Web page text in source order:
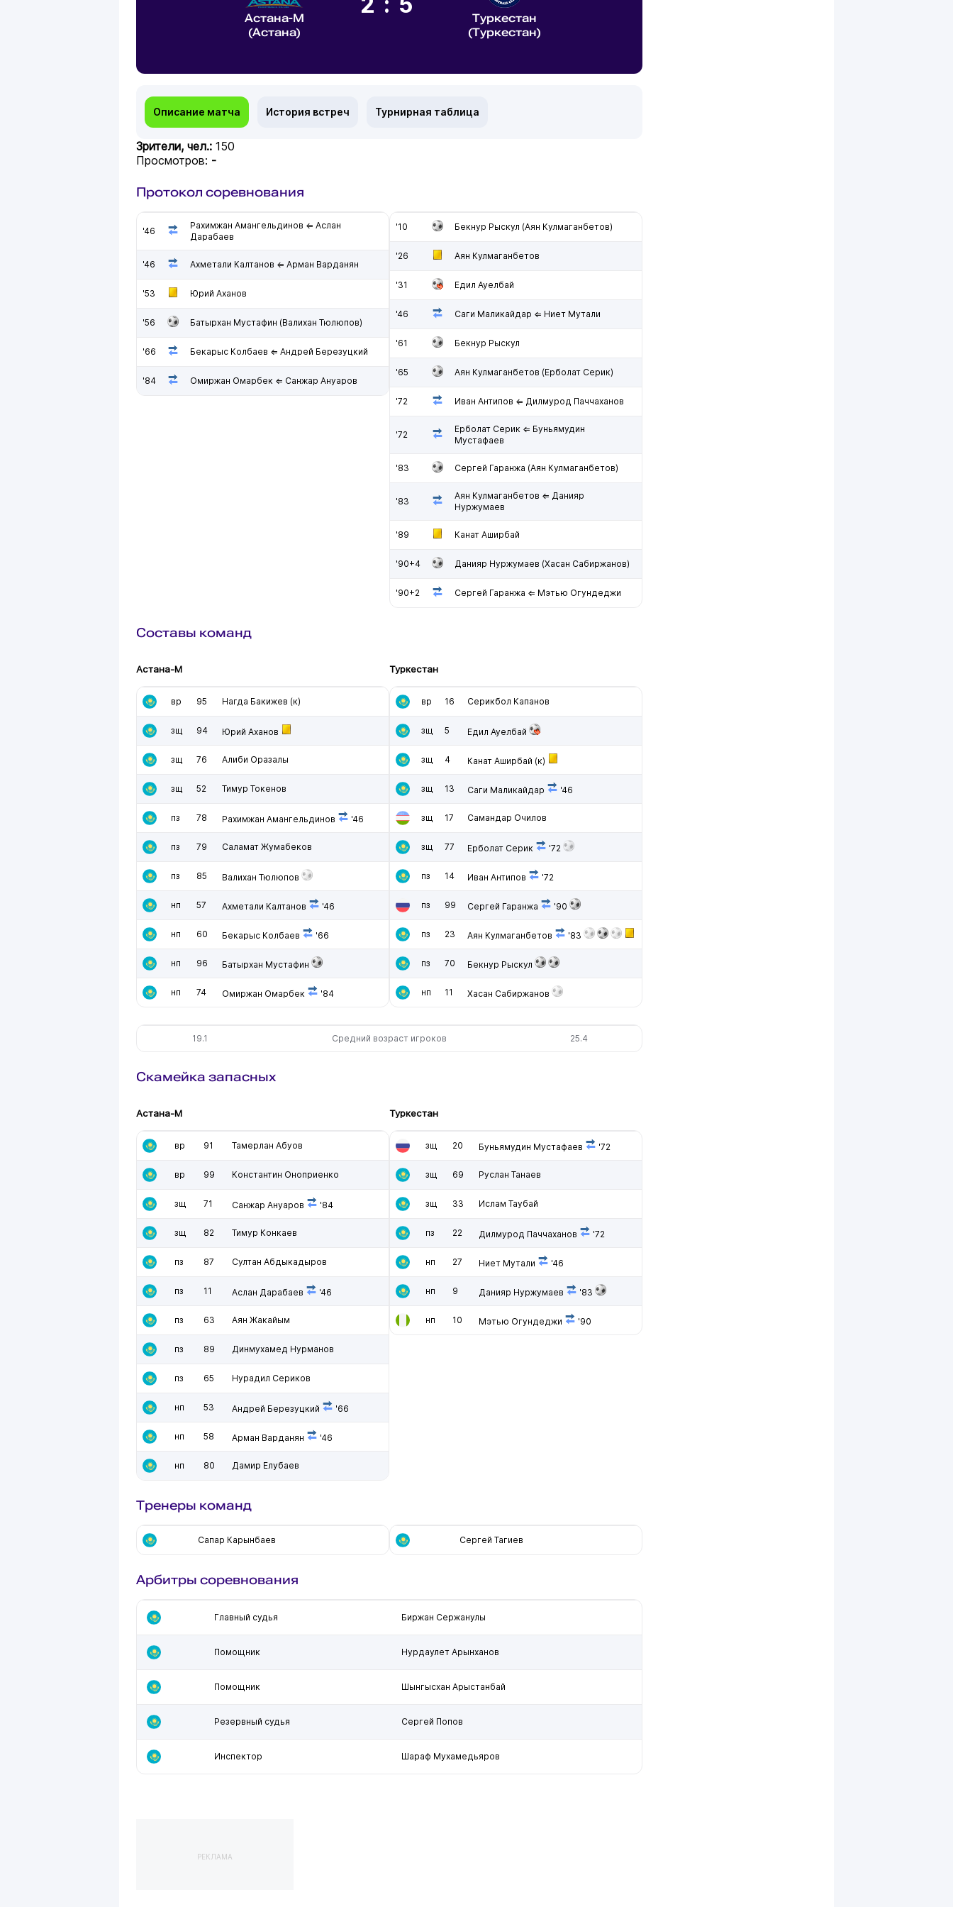
Астана-М
(Астана)
Туркестан
(Туркестан)
Описание матча История встреч Турнирная таблица
Зрители, чел.: 150
Просмотров: -
Протокол соревнования
'46
Рахимжан Амангельдинов ⇐ Аслан
Дарабаев
'46 Ахметали Калтанов ⇐ Арман Варданян
'53 Юрий Аханов
'56 Батырхан Мустафин (Валихан Тюлюпов)
'66 Бекарыс Колбаев ⇐ Андрей Березуцкий
'84 Омиржан Омарбек ⇐ Санжар Ануаров
'10 Бекнур Рыскул (Аян Кулмаганбетов)
'26 Аян Кулмаганбетов
'31 Едил Ауелбай
'46 Саги Маликайдар ⇐ Ниет Мутали
'61 Бекнур Рыскул
'65 Аян Кулмаганбетов (Ерболат Серик)
'72 Иван Антипов ⇐ Дилмурод Паччаханов
'72
Ерболат Серик ⇐ Буньямудин
Мустафаев
'83 Сергей Гаранжа (Аян Кулмаганбетов)
'83
Аян Кулмаганбетов ⇐ Данияр
Нуржумаев
'89 Канат Аширбай
'90+4 Данияр Нуржумаев (Хасан Сабиржанов)
'90+2 Сергей Гаранжа ⇐ Мэтью Огундеджи
Составы команд
Астана-М
вр 95 Нагда Бакижев (к)
зщ 94 Юрий Аханов
зщ 76 Алиби Оразалы
зщ 52 Тимур Токенов
пз 78 Рахимжан Амангельдинов '46
пз 79 Саламат Жумабеков
пз 85 Валихан Тюлюпов
нп 57 Ахметали Калтанов '46
нп 60 Бекарыс Колбаев '66
нп 96 Батырхан Мустафин
нп 74 Омиржан Омарбек '84
Туркестан
вр 16 Серикбол Капанов
зщ 5 Едил Ауелбай
зщ 4 Канат Аширбай (к)
зщ 13 Саги Маликайдар '46
зщ 17 Самандар Очилов
зщ 77 Ерболат Серик '72
пз 14 Иван Антипов '72
пз 99 Сергей Гаранжа '90
пз 23 Аян Кулмаганбетов '83
пз 70 Бекнур Рыскул
нп 11 Хасан Сабиржанов
19.1 Средний возраст игроков 25.4
Скамейка запасных
Астана-М
вр 91 Тамерлан Абуов
вр 99 Константин Оноприенко
зщ 71 Санжар Ануаров '84
зщ 82 Тимур Конкаев
пз 87 Султан Абдыкадыров
пз 11 Аслан Дарабаев '46
пз 63 Аян Жакайым
пз 89 Динмухамед Нурманов
пз 65 Нурадил Сериков
нп 53 Андрей Березуцкий '66
нп 58 Арман Варданян '46
нп 80 Дамир Елубаев
Туркестан
зщ 20 Буньямудин Мустафаев '72
зщ 69 Руслан Танаев
зщ 33 Ислам Таубай
пз 22 Дилмурод Паччаханов '72
нп 27 Ниет Мутали '46
нп 9 Данияр Нуржумаев '83
нп 10 Мэтью Огундеджи '90
Тренеры команд
Сапар Карынбаев Сергей Тагиев
Арбитры соревнования
Главный судья Биржан Сержанулы
Помощник Нурдаулет Арынханов
Помощник Шынгысхан Арыстанбай
Резервный судья Сергей Попов
Инспектор Шараф Мухамедьяров
РЕКЛАМА